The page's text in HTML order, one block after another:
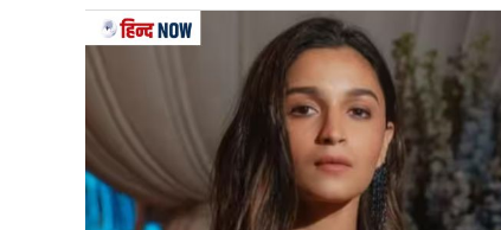
मालती का नाम किन स्टार्स से
बिग बॉस 19 में मालती चाहर का नाम अमाल मलिक
की मालती और अमाल एक-दूसरे को डेट कर चुके हैं.
किया है, प्रणित और अमाल उसके सिर्फ दोनों अच्छे